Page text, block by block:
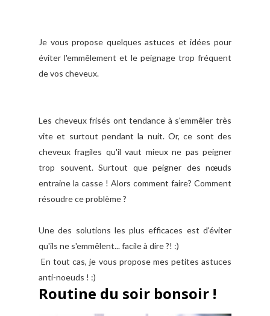
Je vous propose quelques astuces et idées pour
éviter l'emmêlement et le peignage trop fréquent
de vos cheveux.
Les cheveux frisés ont tendance à s'emmêler très
vite et surtout pendant la nuit. Or, ce sont des
cheveux fragiles qu'il vaut mieux ne pas peigner
trop souvent. Surtout que peigner des nœuds
entraine la casse ! Alors comment faire? Comment
résoudre ce problème ?
Une des solutions les plus efficaces est d'éviter
qu'ils ne s'emmêlent... facile à dire ?! :)
En tout cas, je vous propose mes petites astuces
anti-noeuds ! :)
Routine du soir bonsoir !